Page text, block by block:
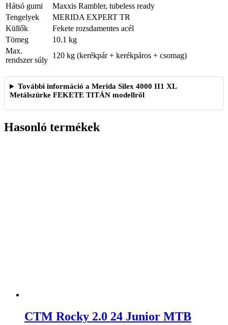
Hátsó gumi
Maxxis Rambler, tubeless ready
Tengelyek
MERIDA EXPERT TR
Küllők
Fekete rozsdamentes acél
Tömeg
10.1 kg
Max.
rendszer súly
120 kg (kerékpár + kerékpáros + csomag)
További információ a Merida Silex 4000 II1 XL
Metálszürke FEKETE TITÁN modellről
Hasonló termékek
CTM Rocky 2.0 24 Junior MTB